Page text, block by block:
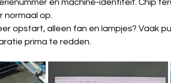
en machine-identiteit. Chip
normaal op.
opstart, alleen fan en lampjes? Vaak
prima te redden.